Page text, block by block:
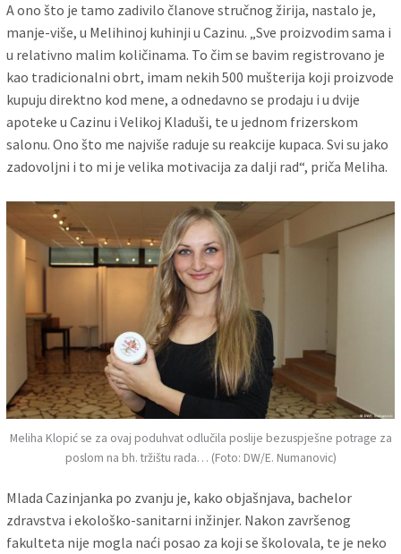
A ono što je tamo zadivilo članove stručnog žirija, nastalo je,
manje-više, u Melihinoj kuhinji u Cazinu. „Sve proizvodim sama i
u relativno malim količinama. To čim se bavim registrovano je
kao tradicionalni obrt, imam nekih 500 mušterija koji proizvode
kupuju direktno kod mene, a odnedavno se prodaju i u dvije
apoteke u Cazinu i Velikoj Kladuši, te u jednom frizerskom
salonu. Ono što me najviše raduje su reakcije kupaca. Svi su jako
zadovoljni i to mi je velika motivacija za dalji rad“, priča Meliha.
Meliha Klopić se za ovaj poduhvat odlučila poslije bezuspješne potrage za
poslom na bh. tržištu rada… (Foto: DW/E. Numanovic)
Mlada Cazinjanka po zvanju je, kako objašnjava, bachelor
zdravstva i ekološko-sanitarni inžinjer. Nakon završenog
fakulteta nije mogla naći posao za koji se školovala, te je neko